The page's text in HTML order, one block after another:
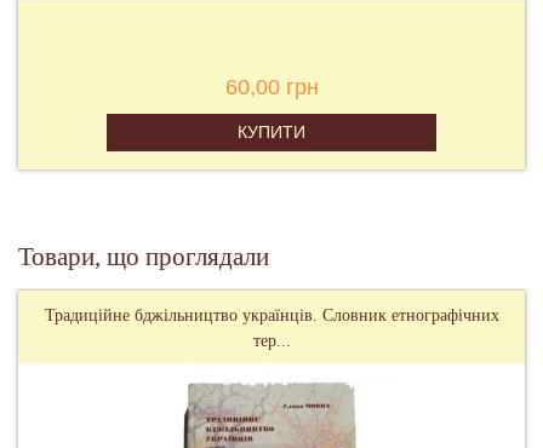
60,00 грн
КУПИТИ
Товари, що проглядали
Традиційне бджільництво українців. Словник етнографічних
тер...